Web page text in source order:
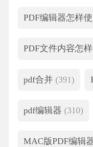
PDF编辑器怎样
PDF文件内容怎
pdf合并 (391)
pdf编辑器 (310)
MAC版PDF编辑